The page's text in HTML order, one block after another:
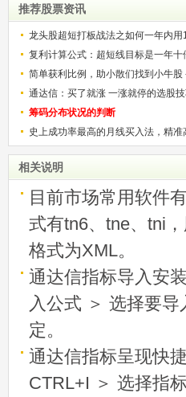
推荐股票资讯
龙头股超短打板战法之如何一年内用
解）
复利计算公式：超短线目标是一年
少？
简单获利比例，助小散们找到小牛
用
通达信：买了就涨 一涨就停的选股
筹码分布状况的判断
史上成功率最高的月线买入法，精
相关说明
目前市场常用软件
式有tn6、tne、tni
格式为XML。
通达信指标导入安
入公式 ＞ 选择要
定。
通达信指标呈现快
CTRL+I ＞ 选择指标